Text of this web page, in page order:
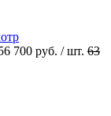
700 руб. / шт. 63